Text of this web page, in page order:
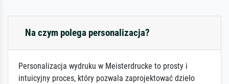
Na czym polega personalizacja?
Personalizacja wydruku w Meisterdrucke to prosty i
intuicyjny proces, który pozwala zaprojektować dzieło